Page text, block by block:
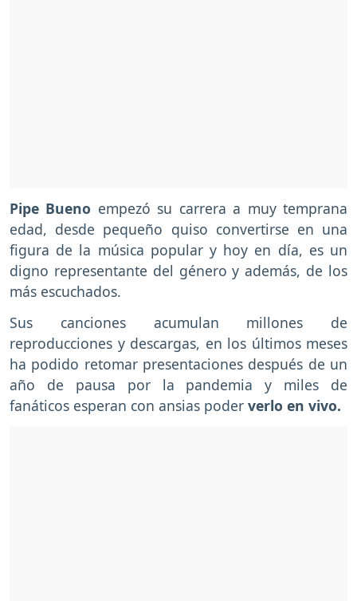
Pipe Bueno empezó su carrera a muy temprana
edad, desde pequeño quiso convertirse en una
figura de la música popular y hoy en día, es un
digno representante del género y además, de los
más escuchados.
Sus canciones acumulan millones de
reproducciones y descargas, en los últimos meses
ha podido retomar presentaciones después de un
año de pausa por la pandemia y miles de
fanáticos esperan con ansias poder verlo en vivo.